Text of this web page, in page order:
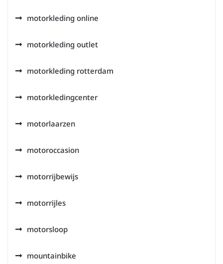
motorkleding online
motorkleding outlet
motorkleding rotterdam
motorkledingcenter
motorlaarzen
motoroccasion
motorrijbewijs
motorrijles
motorsloop
mountainbike